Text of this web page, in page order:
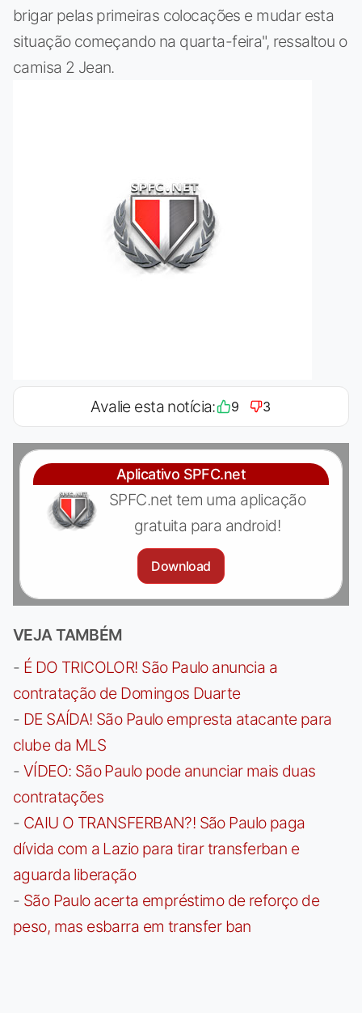
brigar pelas primeiras colocações e mudar esta
situação começando na quarta-feira", ressaltou o
camisa 2 Jean.
Avalie esta notícia: 9 3
Aplicativo SPFC.net
SPFC.net tem uma aplicação
gratuita para android!
Download
VEJA TAMBÉM
- É DO TRICOLOR! São Paulo anuncia a
contratação de Domingos Duarte
- DE SAÍDA! São Paulo empresta atacante para
clube da MLS
- VÍDEO: São Paulo pode anunciar mais duas
contratações
- CAIU O TRANSFERBAN?! São Paulo paga
dívida com a Lazio para tirar transferban e
aguarda liberação
- São Paulo acerta empréstimo de reforço de
peso, mas esbarra em transfer ban